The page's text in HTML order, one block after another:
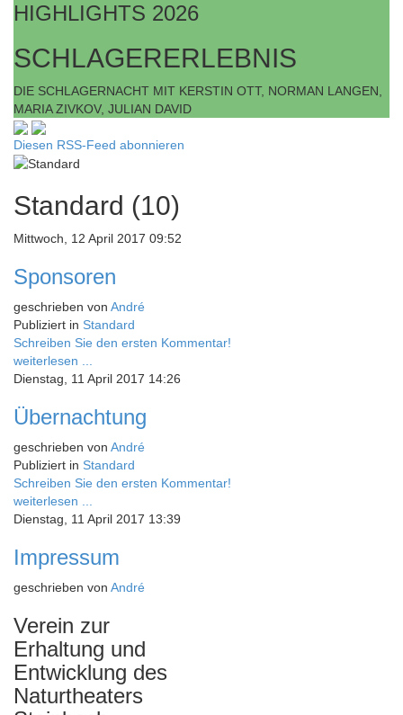
HIGHLIGHTS 2026
SCHLAGERERLEBNIS
DIE SCHLAGERNACHT MIT KERSTIN OTT, NORMAN LANGEN,
MARIA ZIVKOV, JULIAN DAVID
Diesen RSS-Feed abonnieren
Standard (10)
Mittwoch, 12 April 2017 09:52
Sponsoren
geschrieben von André
Publiziert in Standard
Schreiben Sie den ersten Kommentar!
weiterlesen ...
Dienstag, 11 April 2017 14:26
Übernachtung
geschrieben von André
Publiziert in Standard
Schreiben Sie den ersten Kommentar!
weiterlesen ...
Dienstag, 11 April 2017 13:39
Impressum
geschrieben von André
Verein zur
Erhaltung und
Entwicklung des
Naturtheaters